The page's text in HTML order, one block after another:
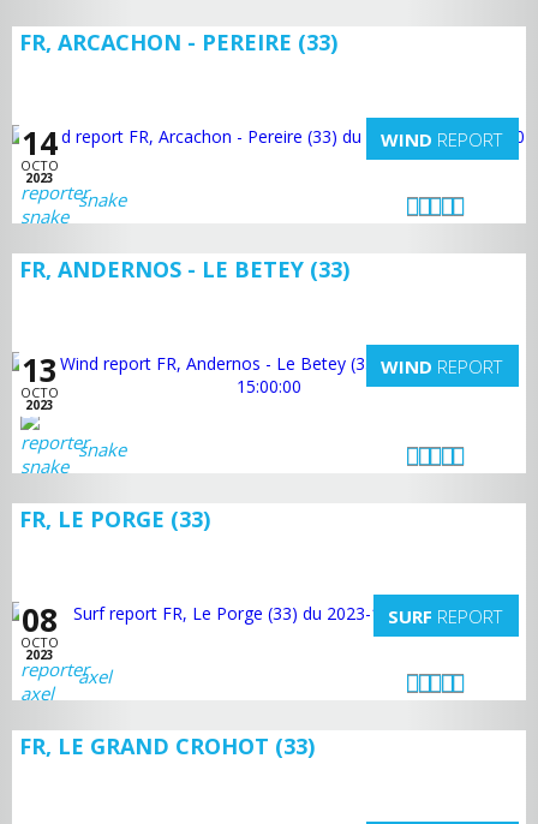
FR, ARCACHON - PEREIRE (33)
14
OCTO
2023
WIND REPORT
snake
FR, ANDERNOS - LE BETEY (33)
13
OCTO
2023
WIND REPORT
snake
FR, LE PORGE (33)
08
OCTO
2023
SURF REPORT
axel
FR, LE GRAND CROHOT (33)